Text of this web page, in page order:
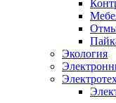
Экология